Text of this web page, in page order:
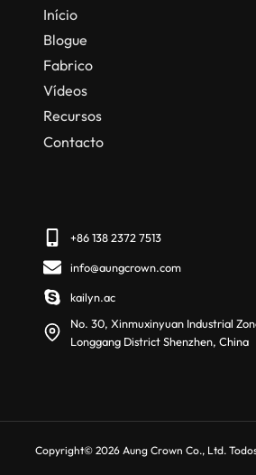
Início
Blogue
Fabrico
Vídeos
Recursos
Contacto
+86 138 2372 7513
info@aungcrown.com
kailyn.ac
No. 30, Xinmuxinyuan Industrial
Longgang District Shenzhen, China
Copyright© 2026 Aung Crown Co., Ltd.